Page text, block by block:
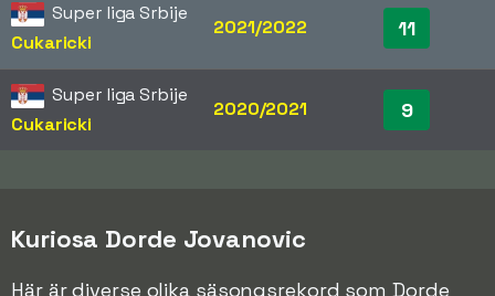
Super liga Srbije
Cukaricki
2021/2022 11
Super liga Srbije
Cukaricki
2020/2021 9
Kuriosa Dorde Jovanovic
Här är diverse olika säsongsrekord som Dorde